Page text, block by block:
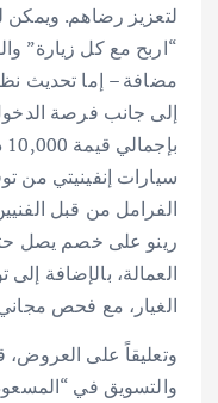
لتعزيز رضاهم. ويمكن
“اربح مع كل زيارة”
مضافة – إما تحديث
إلى جانب فرصة
الفرامل من قبل
الغيار، مع فحص
وتعليقاً على العروض،
والتسويق في